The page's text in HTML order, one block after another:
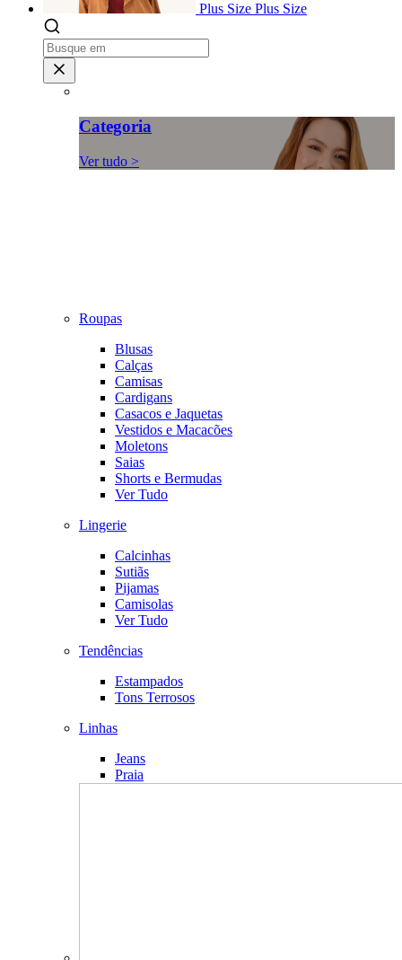
Plus Size Plus Size
Categoria
Ver tudo >
Roupas
Blusas
Calças
Camisas
Cardigans
Casacos e Jaquetas
Vestidos e Macacões
Moletons
Saias
Shorts e Bermudas
Ver Tudo
Lingerie
Calcinhas
Sutiãs
Pijamas
Camisolas
Ver Tudo
Tendências
Estampados
Tons Terrosos
Linhas
Jeans
Praia